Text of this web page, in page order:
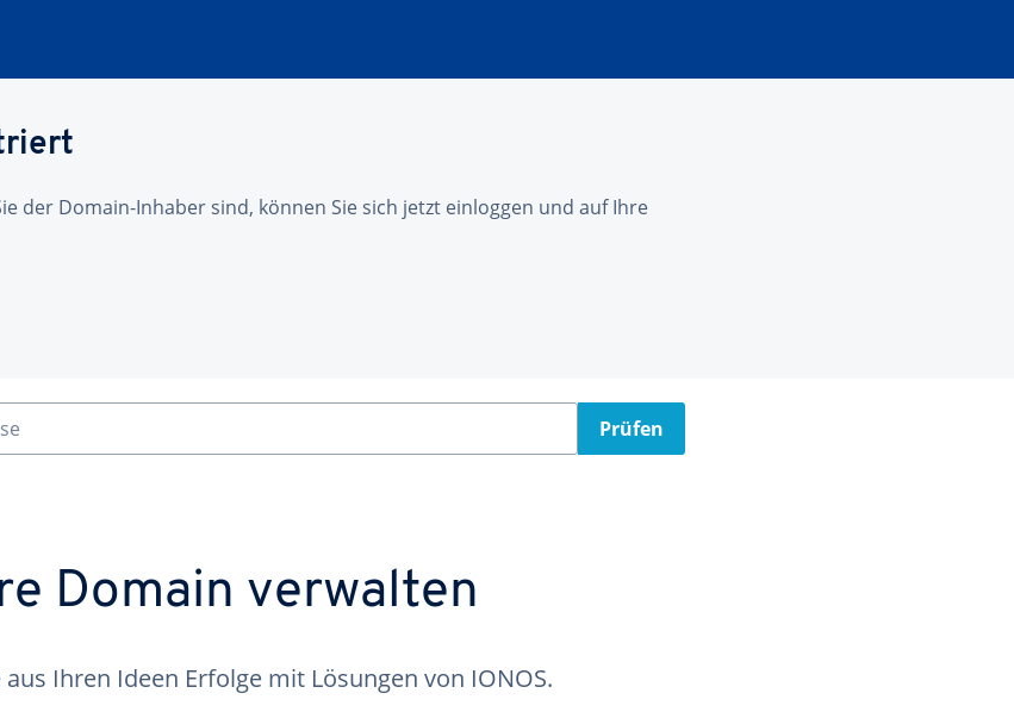
der Domain-Inhaber sind, können Sie sich jetzt einloggen und auf Ihre
Prüfen
Domain verwalten
aus Ihren Ideen Erfolge mit Lösungen von IONOS.